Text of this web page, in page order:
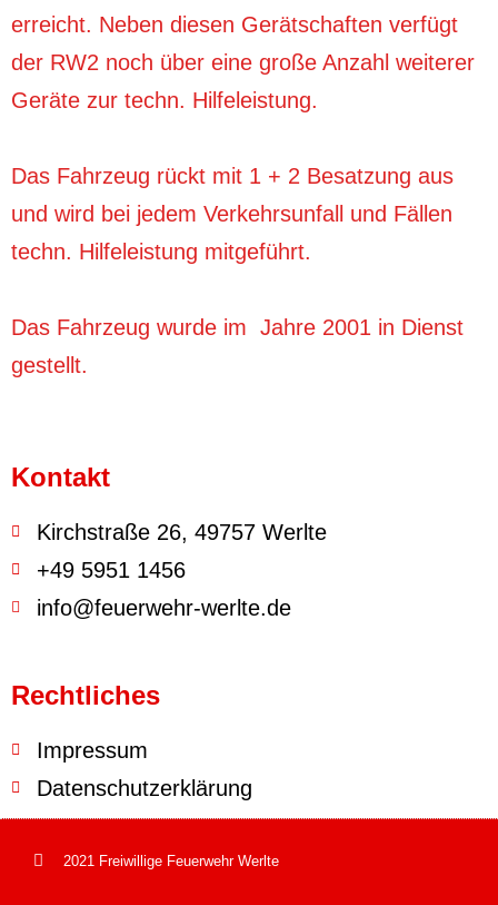
erreicht. Neben diesen Gerätschaften verfügt
der RW2 noch über eine große Anzahl weiterer
Geräte zur techn. Hilfeleistung.
Das Fahrzeug rückt mit 1 + 2 Besatzung aus
und wird bei jedem Verkehrsunfall und Fällen
techn. Hilfeleistung mitgeführt.
Das Fahrzeug wurde im Jahre 2001 in Dienst
gestellt.
Kontakt
Kirchstraße 26, 49757 Werlte
+49 5951 1456
info@feuerwehr-werlte.de
Rechtliches
Impressum
Datenschutzerklärung
2021 Freiwillige Feuerwehr Werlte